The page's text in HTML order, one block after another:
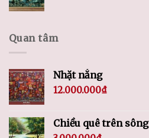
Quan tâm
Nhặt nắng
12.000.000₫
Chiều quê trên sông